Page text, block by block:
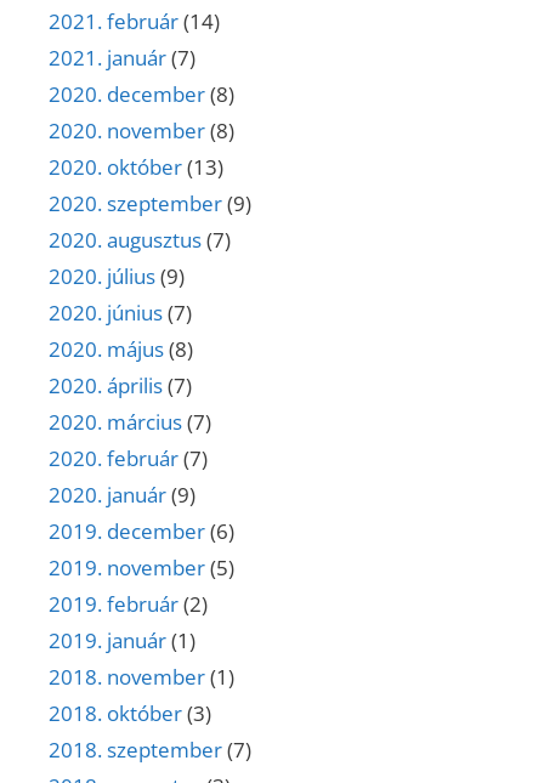
2021. február(14)
2021. január(7)
2020. december(8)
2020. november(8)
2020. október(13)
2020. szeptember(9)
2020. augusztus(7)
2020. július(9)
2020. június(7)
2020. május(8)
2020. április(7)
2020. március(7)
2020. február(7)
2020. január(9)
2019. december(6)
2019. november(5)
2019. február(2)
2019. január(1)
2018. november(1)
2018. október(3)
2018. szeptember(7)